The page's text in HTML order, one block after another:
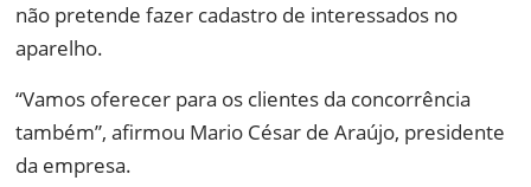
não pretende fazer cadastro de interessados no
aparelho.
“Vamos oferecer para os clientes da concorrência
também”, afirmou Mario César de Araújo, presidente
da empresa.